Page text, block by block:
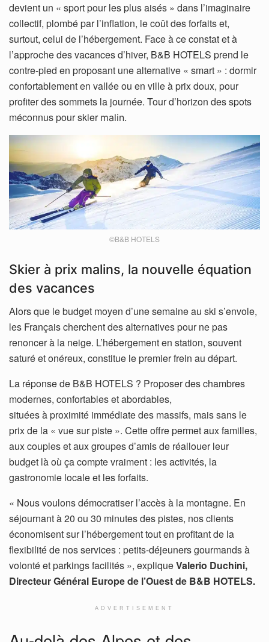
devient un « sport pour les plus aisés » dans l’imaginaire
collectif, plombé par l’inflation, le coût des forfaits et,
surtout, celui de l’hébergement. Face à ce constat et à
l’approche des vacances d’hiver, B&B HOTELS prend le
contre-pied en proposant une alternative « smart » : dormir
confortablement en vallée ou en ville à prix doux, pour
profiter des sommets la journée. Tour d’horizon des spots
méconnus pour skier malin.
©B&B HOTELS
Skier à prix malins, la nouvelle équation
des vacances
Alors que le budget moyen d’une semaine au ski s’envole,
les Français cherchent des alternatives pour ne pas
renoncer à la neige. L’hébergement en station, souvent
saturé et onéreux, constitue le premier frein au départ.
La réponse de B&B HOTELS ? Proposer des chambres
modernes, confortables et abordables,
situées à proximité immédiate des massifs, mais sans le
prix de la « vue sur piste ». Cette offre permet aux familles,
aux couples et aux groupes d’amis de réallouer leur
budget là où ça compte vraiment : les activités, la
gastronomie locale et les forfaits.
« Nous voulons démocratiser l’accès à la montagne. En
séjournant à 20 ou 30 minutes des pistes, nos clients
économisent sur l’hébergement tout en profitant de la
flexibilité de nos services : petits-déjeuners gourmands à
volonté et parkings facilités », expliqueValerio Duchini,
Directeur Général Europe de l’Ouest de B&B HOTELS.
ADVERTISEMENT